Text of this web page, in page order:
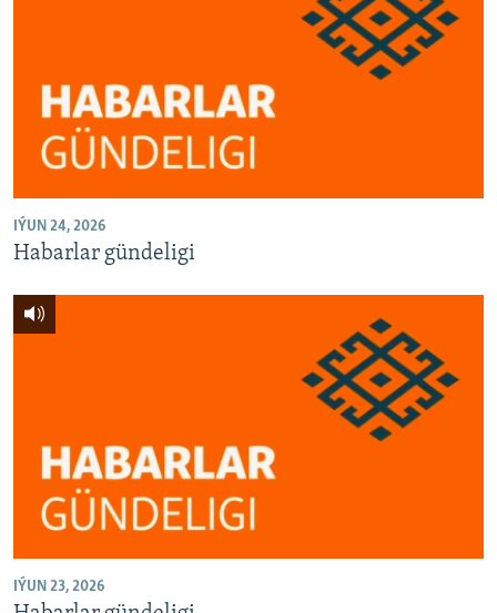
IÝUN 24, 2026
Habarlar gündeligi
IÝUN 23, 2026